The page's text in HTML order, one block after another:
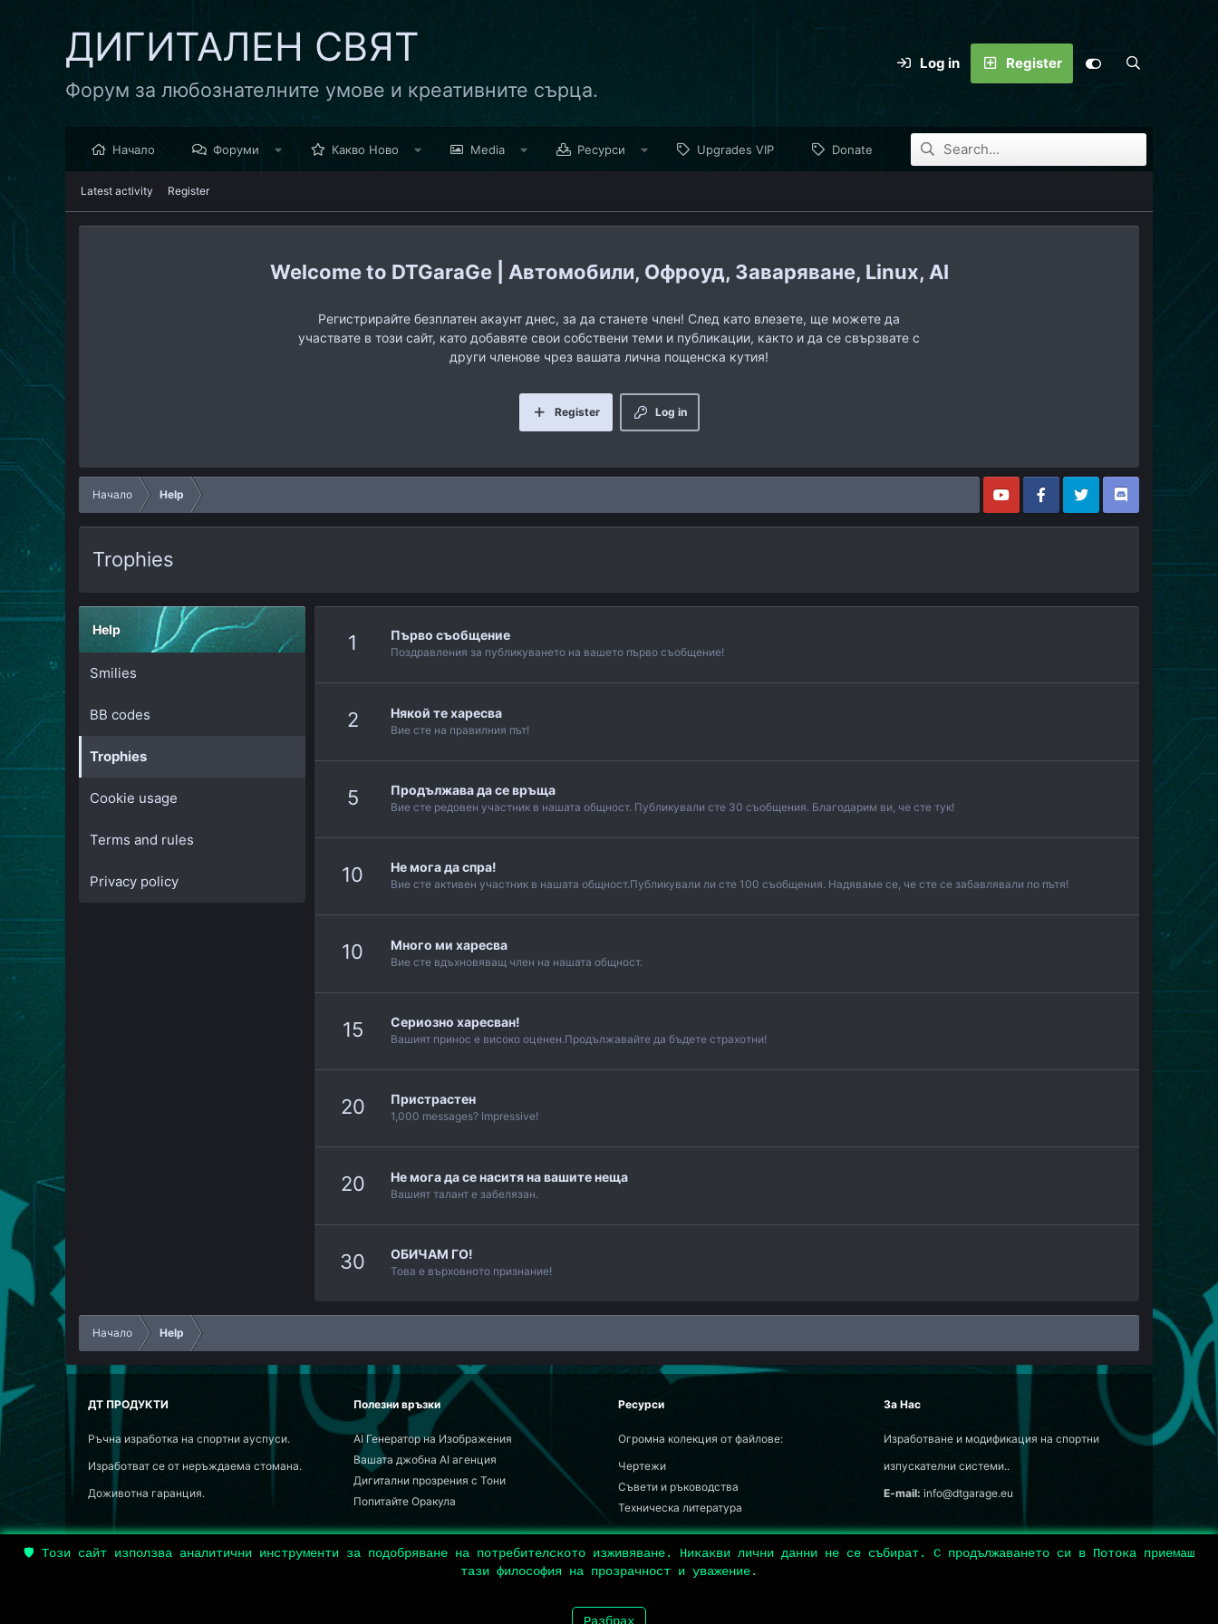
ДИГИТАЛЕН СВЯТ
Форум за любознателните умове и креативните сърца.
Log in Register
Начало Форуми Какво Ново Media Ресурси Upgrades VIP Donate
Latest activity Register
DTGaraGe | Автомобили, Офроуд, Заваряване, Linux, AI
Регистрирайте безплатен акаунт днес, за да станете член! След като влезете, ще можете да
участвате в този сайт, като добавяте свои собствени теми и публикации, както и да се свързвате с
други членове чрез вашата лична пощенска кутия!
Log in
Register
Начало Help
Trophies
Help
Smilies
BB codes
Trophies
Cookie usage
Terms and rules
Privacy policy
1 Първо съобщение
Поздравления за публикуването на вашето първо съобщение!
2 Някой те харесва
Вие сте на правилния път!
5 Продължава да се връща
Вие сте редовен участник в нашата общност. Публикували сте 30 съобщения. Благодарим ви, че сте тук!
10 Не мога да спра!
Вие сте активен участник в нашата общност.Публикували ли сте 100 съобщения. Надяваме се, че сте се забавлявали по пътя!
10 Много ми харесва
Вие сте вдъхновяващ член на нашата общност.
15 Сериозно харесван!
Вашият принос е високо оценен.Продължавайте да бъдете страхотни!
20 Пристрастен
1,000 messages? Impressive!
20 Не мога да се наситя на вашите неща
Вашият талант е забелязан.
30 ОБИЧАМ ГО!
Това е върховното признание!
Начало Help
ДТ ПРОДУКТИ
Ръчна изработка на спортни ауспуси.
Изработват се от неръждаема стомана.
Доживотна гаранция.
Полезни връзки
AI Генератор на Изображения
Вашата джобна AI агенция
Дигитални прозрения с Тони
Попитайте Оракула
Ресурси
Огромна колекция от файлове:
Чертежи
Съвети и ръководства
Техническа литература
За Нас
Изработване и модификация на спортни
изпускателни системи..
E-mail: info@dtgarage.eu
🛡️ Този сайт използва аналитични инструменти за подобряване на потребителското изживяване. Никакви лични данни не се събират. С продължаването си в Потока приемаш
тази философия на прозрачност и уважение.